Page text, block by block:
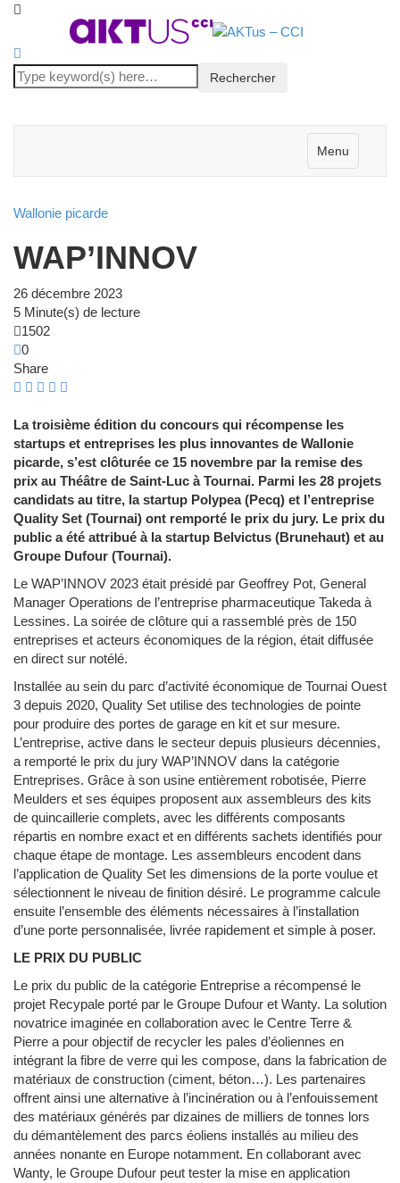
Menu
Wallonie picarde
WAP’INNOV
26 décembre 2023
5 Minute(s) de lecture
1502
0
Share
La troisième édition du concours qui récompense les
startups et entreprises les plus innovantes de Wallonie
picarde, s’est clôturée ce 15 novembre par la remise des
prix au Théâtre de Saint-Luc à Tournai. Parmi les 28 projets
candidats au titre, la startup Polypea (Pecq) et l’entreprise
Quality Set (Tournai) ont remporté le prix du jury. Le prix du
public a été attribué à la startup Belvictus (Brunehaut) et au
Groupe Dufour (Tournai).
Le WAP’INNOV 2023 était présidé par Geoffrey Pot, General
Manager Operations de l’entreprise pharmaceutique Takeda à
Lessines. La soirée de clôture qui a rassemblé près de 150
entreprises et acteurs économiques de la région, était diffusée
en direct sur notélé.
Installée au sein du parc d’activité économique de Tournai Ouest
3 depuis 2020, Quality Set utilise des technologies de pointe
pour produire des portes de garage en kit et sur mesure.
L’entreprise, active dans le secteur depuis plusieurs décennies,
a remporté le prix du jury WAP’INNOV dans la catégorie
Entreprises. Grâce à son usine entièrement robotisée, Pierre
Meulders et ses équipes proposent aux assembleurs des kits
de quincaillerie complets, avec les différents composants
répartis en nombre exact et en différents sachets identifiés pour
chaque étape de montage. Les assembleurs encodent dans
l’application de Quality Set les dimensions de la porte voulue et
sélectionnent le niveau de finition désiré. Le programme calcule
ensuite l’ensemble des éléments nécessaires à l’installation
d’une porte personnalisée, livrée rapidement et simple à poser.
LE PRIX DU PUBLIC
Le prix du public de la catégorie Entreprise a récompensé le
projet Recypale porté par le Groupe Dufour et Wanty. La solution
novatrice imaginée en collaboration avec le Centre Terre &
Pierre a pour objectif de recycler les pales d’éoliennes en
intégrant la fibre de verre qui les compose, dans la fabrication de
matériaux de construction (ciment, béton…). Les partenaires
offrent ainsi une alternative à l’incinération ou à l’enfouissement
des matériaux générés par dizaines de milliers de tonnes lors
du démantèlement des parcs éoliens installés au milieu des
années nonante en Europe notamment. En collaborant avec
Wanty, le Groupe Dufour peut tester la mise en application